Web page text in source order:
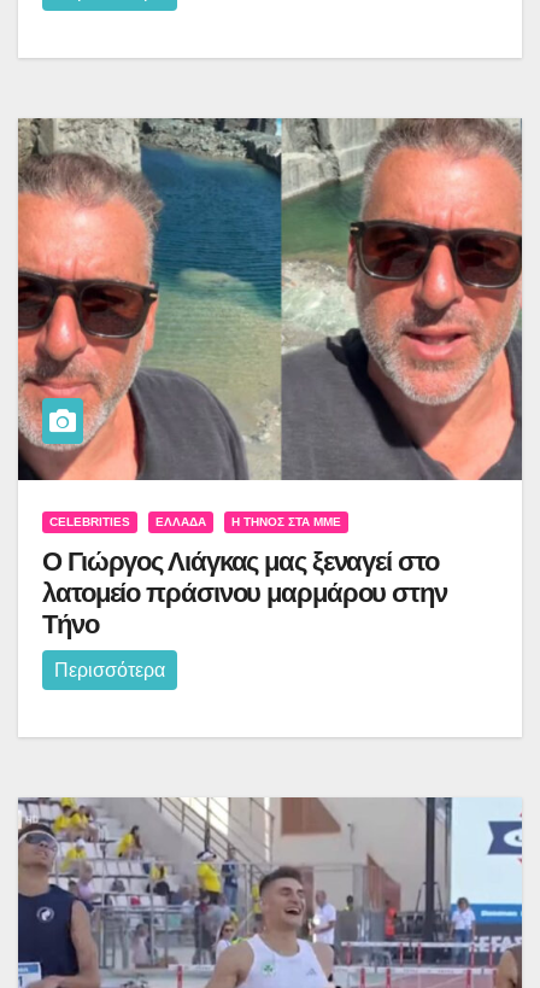
CELEBRITIES ΕΛΛΆΔΑ Η ΤΉΝΟΣ ΣΤΑ ΜΜΕ
Ο Γιώργος Λιάγκας μας ξεναγεί στο
λατομείο πράσινου μαρμάρου στην
Τήνο
Περισσότερα